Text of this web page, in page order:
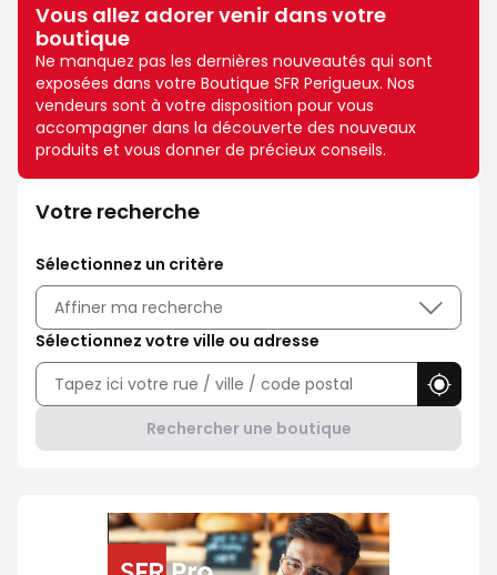
Vous allez adorer venir dans votre
boutique
Ne manquez pas les dernières nouveautés qui sont
exposées dans votre Boutique SFR Perigueux. Nos
vendeurs sont à votre disposition pour vous
accompagner dans la découverte des nouveaux
produits et vous donner de précieux conseils.
Votre recherche
Sélectionnez un critère
Affiner ma recherche
Sélectionnez votre ville ou adresse
Rechercher une boutique
Professionnel ? Choisissez